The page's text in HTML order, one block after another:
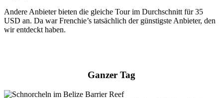
Andere Anbieter bieten die gleiche Tour im Durchschnitt für 35
USD an. Da war Frenchie’s tatsächlich der günstigste Anbieter, den
wir entdeckt haben.
Ganzer Tag